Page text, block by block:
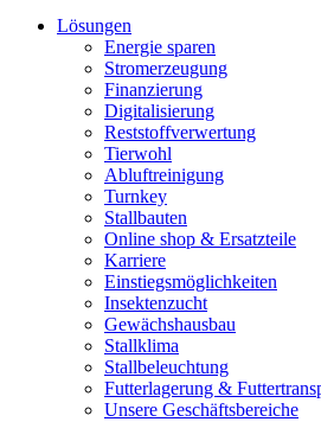
Lösungen
Energie sparen
Stromerzeugung
Finanzierung
Digitalisierung
Reststoffverwertung
Tierwohl
Abluftreinigung
Turnkey
Stallbauten
Online shop & Ersatzteile
Karriere
Einstiegsmöglichkeiten
Insektenzucht
Gewächshausbau
Stallklima
Stallbeleuchtung
Futterlagerung &
Unsere Geschäftsbereiche